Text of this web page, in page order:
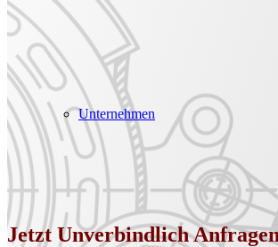
Unternehmen
Jetzt Unverbindlich